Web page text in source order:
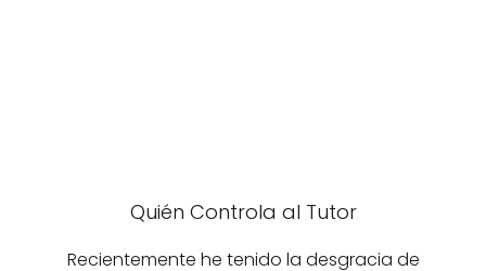
Quién Controla al Tutor
Recientemente he tenido la desgracia de